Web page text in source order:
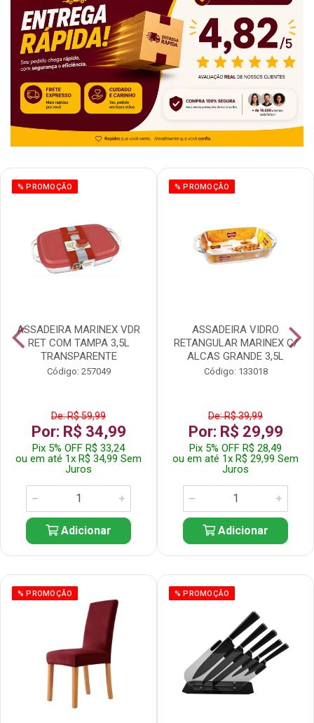
% PROMOÇÃO
ASSADEIRA MARINEX VDR
RET COM TAMPA 3,5L
TRANSPARENTE
Código: 257049
De: R$ 59,99
Por: R$ 34,99
Pix 5% OFF R$ 33,24
ou em até 1x R$ 34,99 Sem
Juros
Adicionar
% PROMOÇÃO
ASSADEIRA VIDRO
RETANGULAR MARINEX C/
ALCAS GRANDE 3,5L
Código: 133018
De: R$ 39,99
Por: R$ 29,99
Pix 5% OFF R$ 28,49
ou em até 1x R$ 29,99 Sem
Juros
Adicionar
% PROMOÇÃO % PROMOÇÃO